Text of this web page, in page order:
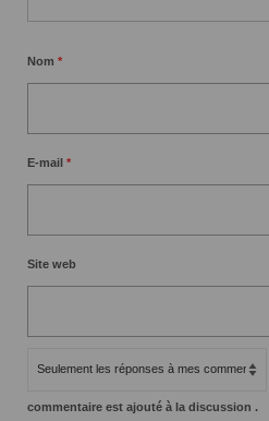
Nom *
E-mail *
Site web
commentaire est ajouté à la discussion .